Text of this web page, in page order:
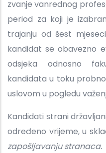
zvanje vanrednog
period za koji je
trajanju od šest
kandidat se obavezno
odsjeka odnosno
kandidata u toku
uslovom u pogledu
Kandidati strani
određeno vrijeme, u
zapošljavanju stranaca.